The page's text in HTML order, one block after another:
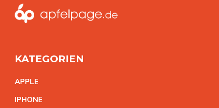
KATEGORIEN
APPLE
IPHONE